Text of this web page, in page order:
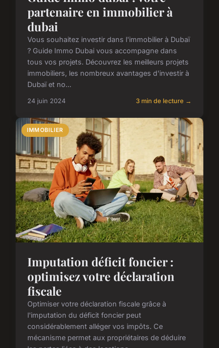
partenaire en immobilier à
dubai
Vous souhaitez investir dans l'immobilier à Dubaï
? Guide Immo Dubai vous accompagne dans
tous vos projets. Découvrez les meilleurs projets
immobiliers, les nombreux avantages d'investir à
Dubaï et no...
24 juin 2024 3 min de lecture →
IMMOBILIER
Imputation déficit foncier :
optimisez votre déclaration
fiscale
Optimiser votre déclaration fiscale grâce à
l'imputation du déficit foncier peut
considérablement alléger vos impôts. Ce
mécanisme permet aux propriétaires de déduire